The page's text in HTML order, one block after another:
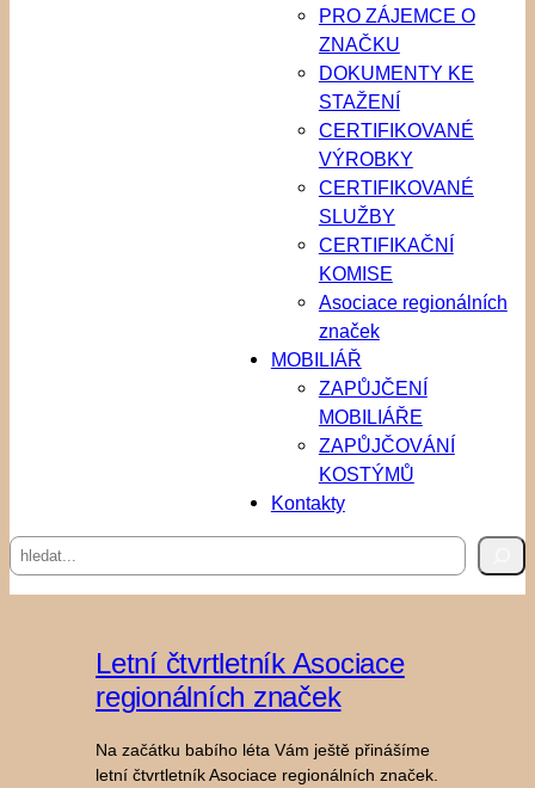
PRO ZÁJEMCE O
ZNAČKU
DOKUMENTY KE
STAŽENÍ
CERTIFIKOVANÉ
VÝROBKY
CERTIFIKOVANÉ
SLUŽBY
CERTIFIKAČNÍ
KOMISE
Asociace regionálních
značek
MOBILIÁŘ
ZAPŮJČENÍ
MOBILIÁŘE
ZAPŮJČOVÁNÍ
KOSTÝMŮ
Kontakty
Hledat
Letní čtvrtletník Asociace
regionálních značek
Na začátku babího léta Vám ještě přinášíme
letní čtvrtletník Asociace regionálních značek.